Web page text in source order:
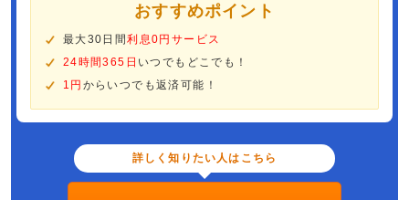
おすすめポイント
最大30日間利息0円サービス
24時間365日 いつでもどこでも！
1円 からいつでも返済可能！
詳しく知りたい人はこちら